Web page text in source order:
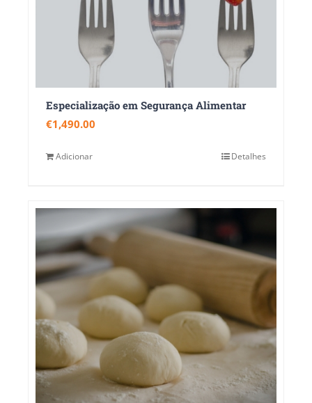
Especialização em Segurança Alimentar
€1,490.00
Adicionar Detalhes